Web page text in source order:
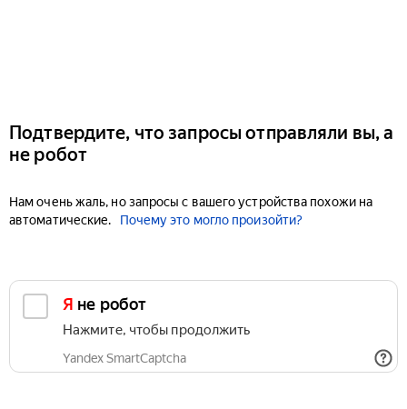
Подтвердите, что запросы отправляли вы, а
не робот
Нам очень жаль, но запросы с вашего устройства похожи на
автоматические.
Почему это могло произойти?
Я не робот
Нажмите, чтобы продолжить
Yandex SmartCaptcha